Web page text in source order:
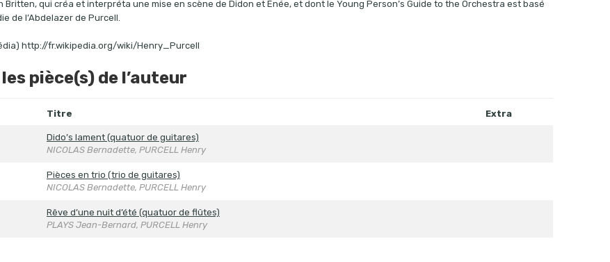
Britten, qui créa et interpréta une mise en scène de Didon et Énée, et dont le Young Person’s Guide to the Orchestra est basé
de l’Abdelazer de Purcell.
http://fr.wikipedia.org/wiki/Henry_Purcell
pièce(s) de l’auteur
Titre Extra
Dido’s lament (quatuor de guitares)
NICOLAS Bernadette, PURCELL Henry
Pièces en trio (trio de guitares)
NICOLAS Bernadette, PURCELL Henry
Rêve d’une nuit d’été (quatuor de flûtes)
PLAYS Jean-Bernard, PURCELL Henry